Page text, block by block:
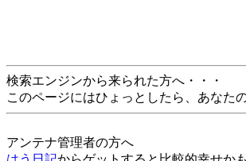
検索エンジンから来られた方へ・・・
このページにはひょっとしたら、あなた
アンテナ管理者の方へ